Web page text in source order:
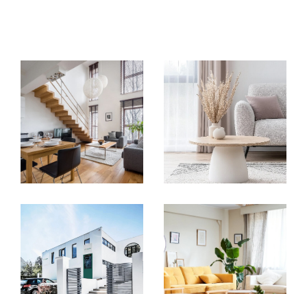
appartement, la vente d’une maison ou
encore la gestion de biens immobiliers, nos
conseillers vous offrent un
accompagnement sur mesure
à chaque
étape. Nous collaborons avec des experts de
confiance – notaires, diagnostiqueurs,
courtiers et bien d'autres – pour garantir une
à vos besoins.
Un centre collaboratif pour
vous offrir plus